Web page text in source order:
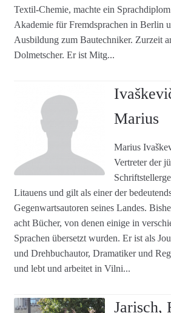
Textil-Chemie, machte ein
Akademie für Fremdsprachen in Berlin
Ausbildung zum Bautechniker. Zurzeit
Dolmetscher. Er ist Mitg...
Marius
Marius
Vertreter der
Litauens und gilt als einer der
Gegenwartsautoren seines Landes.
acht Bücher, von denen einige in
Sprachen übersetzt wurden. Er ist als
und Drehbuchautor, Dramatiker und
und lebt und arbeitet in Vilni...
Jarisch,